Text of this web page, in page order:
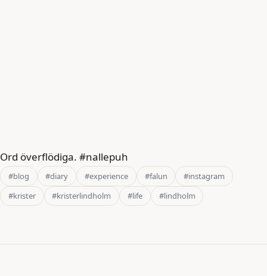
Ord överflödiga. #nallepuh
#blog #diary #experience #falun
#instagram
#krister
#kristerlindholm #life #lindholm